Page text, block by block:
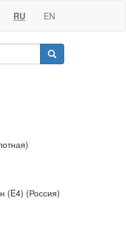
RU EN
(E4) (Россия)